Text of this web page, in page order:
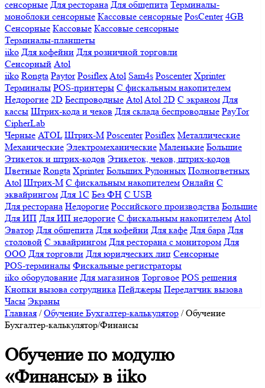
сенсорные Для ресторана Для общепита Терминалы-
моноблоки сенсорные Кассовые сенсорные PosCenter 4GB
Сенсорные Кассовые Кассовые сенсорные
Терминалы-планшеты
iiko Для кофейни Для розничной торговли
Сенсорный Atol
iiko Rongta Paytor PosiflexAtol Sam4s Poscenter Xprinter
Терминалы POS-принтеры С фискальным накопителем
Недорогие 2D Беспроводные AtolAtol 2D С экраном Для
кассы Штрих-кода и чеков Для склада беспроводные PayTor
CipherLab
Черные ATOL Штрих-М Poscenter Posiflex Металлические
Механические Электромеханические Маленькие Большие
Этикеток и штрих-кодов Этикеток, чеков, штрих-кодов
Цветные Rongta Xprinter Больших Рулонных Полноцветных
Atol Штрих-М С фискальным накопителем Онлайн С
эквайрингом Для 1С Без ФН С USB
Для ресторана Недорогие Российского производства Большие
Для ИП Для ИП недорогие С фискальным накопителем Atol
Эватор Для общепита Для кофейни Для кафе Для бара Для
столовой С эквайрингом Для ресторана с монитором Для
ООО Для торговли Для юридческих лиц Сенсорные
POS-терминалы Фискальные регистраторы
iiko оборудование Для магазинов Торговое POS решения
Кнопки вызова сотрудника Пейджеры Передатчик вызова
Часы Экраны
Главная /Обучение Бухгалтер-калькулятор /Обучение
Бухгалтер-калькулятор/Финансы
Обучение по модулю
«Финансы» в iiko